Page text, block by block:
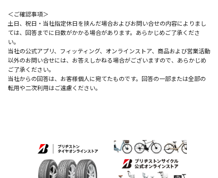
＜ご確認事項＞
土日、祝日・当社指定休日を挟んだ場合およびお問い合せの内容によりまし
ては、回答までに日数がかかる場合があります。あらかじめご了承くださ
い。
当社の公式アプリ、フィッティング、オンラインストア、商品および営業活動
以外のお問い合せには、お答えしかねる場合がございますので、あらかじめ
ご了承ください。
当社からの回答は、お客様個人に宛てたものです。回答の一部または全部の
転用や二次利用はご遠慮ください。